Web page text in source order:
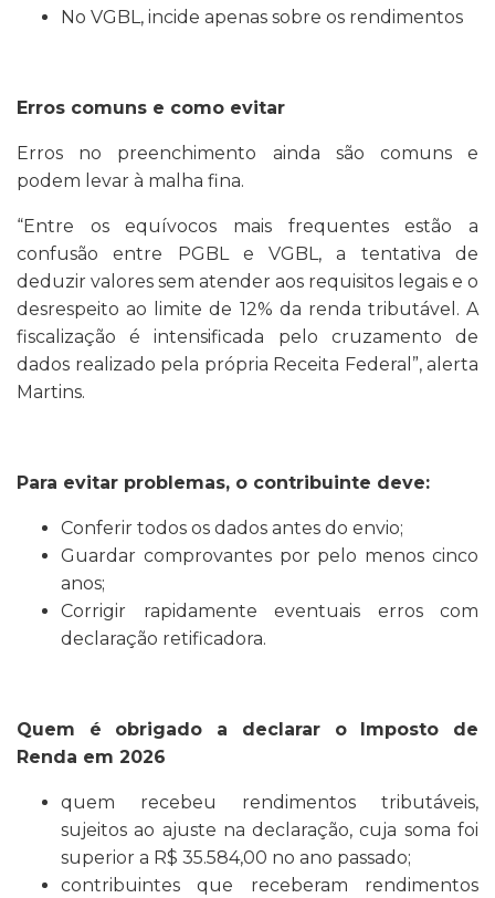
No VGBL, incide apenas sobre os rendimentos
Erros comuns e como evitar
Erros no preenchimento ainda são comuns e
podem levar à malha fina.
“Entre os equívocos mais frequentes estão a
confusão entre PGBL e VGBL, a tentativa de
deduzir valores sem atender aos requisitos legais e o
desrespeito ao limite de 12% da renda tributável. A
fiscalização é intensificada pelo cruzamento de
dados realizado pela própria Receita Federal”, alerta
Martins.
Para evitar problemas, o contribuinte deve:
Conferir todos os dados antes do envio;
Guardar comprovantes por pelo menos cinco
anos;
Corrigir rapidamente eventuais erros com
declaração retificadora.
Quem é obrigado a declarar o Imposto de
Renda em 2026
quem recebeu rendimentos tributáveis,
sujeitos ao ajuste na declaração, cuja soma foi
superior a R$ 35.584,00 no ano passado;
contribuintes que receberam rendimentos